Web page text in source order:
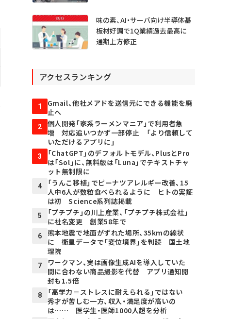
味の素、AI・サーバ向け半導体基
板材好調で1Q業績過去最高に
通期上方修正
アクセスランキング
1
Gmail、他社メアドを送信元にできる機能を廃
止へ
2
個人開発「家系ラーメンマニア」で利用者急
増 対応追いつかず一部停止 「より信頼して
いただけるアプリに」
3
「ChatGPT」のデフォルトモデル、PlusとPro
は「Sol」に、無料版は「Luna」でテキストチャ
ット無制限に
4
「うんこ移植」でピーナツアレルギー改善、15
人中6人が数粒食べられるように ヒトの実証
は初 Science系列誌掲載
5
「プチプチ」の川上産業、「プチプチ株式会社」
に社名変更 創業58年で
6
熊本地震で地面がずれた場所、35kmの線状
に 衛星データで「変位境界」を判読 国土地
理院
7
ワークマン、実は画像生成AIを導入していた
間に合わない商品撮影を代替 アプリ通知開
封も1.5倍
8
「高学力＝ストレスに耐えられる」ではない
秀才が苦しむ一方、収入・満足度が高いの
は…… 医学生・医師1000人超を分析